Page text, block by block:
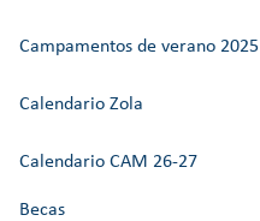
Campamentos de verano 2025
Calendario Zola
Calendario CAM 26-27
Becas